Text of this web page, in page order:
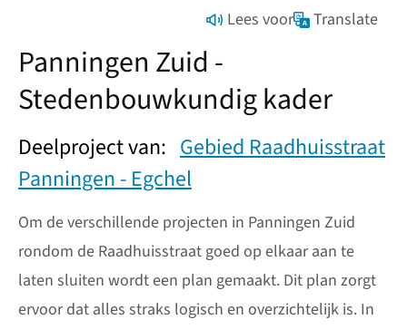
Lees voor Translate
Panningen Zuid -
Stedenbouwkundig kader
Deelproject van: Gebied Raadhuisstraat
Panningen - Egchel
Om de verschillende projecten in Panningen Zuid
rondom de Raadhuisstraat goed op elkaar aan te
laten sluiten wordt een plan gemaakt. Dit plan zorgt
ervoor dat alles straks logisch en overzichtelijk is. In